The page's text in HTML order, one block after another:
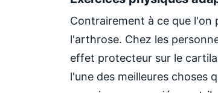
Contrairement à ce que l'on
l'arthrose. Chez les
effet protecteur sur le
l'une des meilleures choses